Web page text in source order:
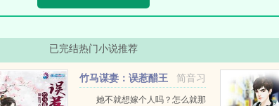
已完结热门小说推荐
简音习
竹马谋妻：误惹醋王
世子她不就想嫁个人吗？怎么就那